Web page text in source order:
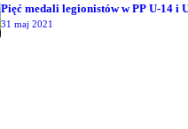
Pięć medali legionistów w PP U-14 i
31 maj 2021